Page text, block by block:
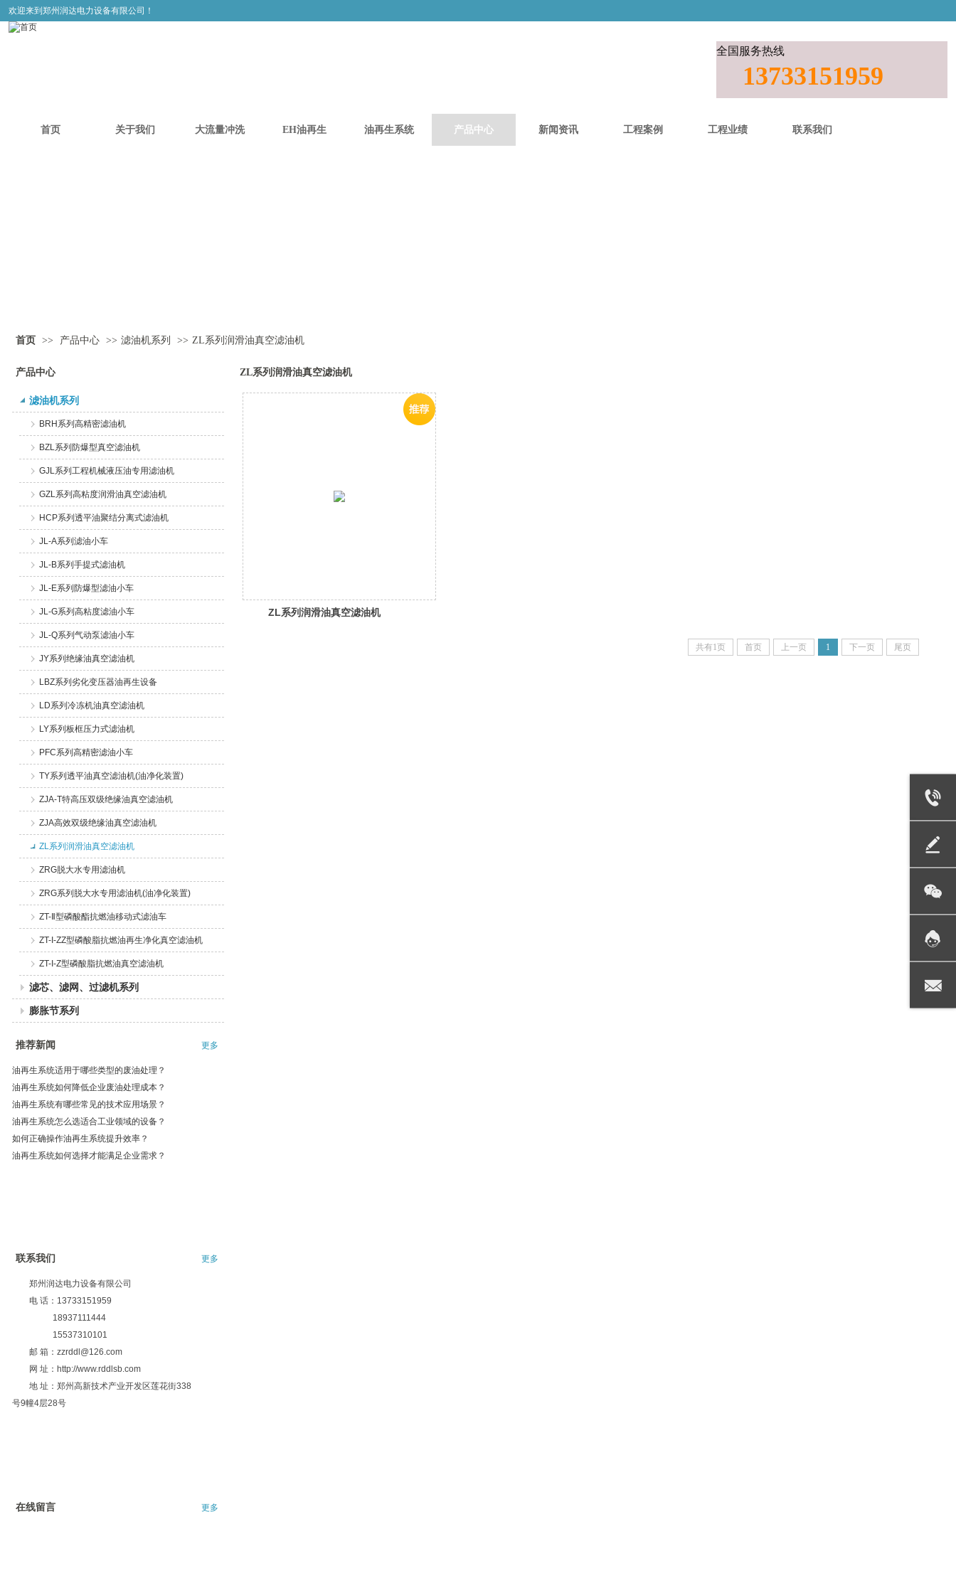
全国服务热线
13733151959
欢迎来到郑州润达电力设备有限公司！
首页 关于我们 大流量冲洗 EH油再生 油再生系统 产品中心 新闻资讯 工程案例 工程业绩 联系我们
首页 >> 产品中心 >> 滤油机系列 >> ZL系列润滑油真空滤油机
产品中心
滤油机系列
BRH系列高精密滤油机
BZL系列防爆型真空滤油机
GJL系列工程机械液压油专用滤油机
GZL系列高粘度润滑油真空滤油机
HCP系列透平油聚结分离式滤油机
JL-A系列滤油小车
JL-B系列手提式滤油机
JL-E系列防爆型滤油小车
JL-G系列高粘度滤油小车
JL-Q系列气动泵滤油小车
JY系列绝缘油真空滤油机
LBZ系列劣化变压器油再生设备
LD系列冷冻机油真空滤油机
LY系列板框压力式滤油机
PFC系列高精密滤油小车
TY系列透平油真空滤油机(油净化装置)
ZJA-T特高压双级绝缘油真空滤油机
ZJA高效双级绝缘油真空滤油机
ZL系列润滑油真空滤油机
ZRG脱大水专用滤油机
ZRG系列脱大水专用滤油机(油净化装置)
ZT-Ⅱ型磷酸酯抗燃油移动式滤油车
ZT-I-ZZ型磷酸脂抗燃油再生净化真空滤油机
ZT-I-Z型磷酸脂抗燃油真空滤油机
滤芯、滤网、过滤机系列
膨胀节系列
推荐新闻 更多
油再生系统适用于哪些类型的废油处理？
油再生系统如何降低企业废油处理成本？
油再生系统有哪些常见的技术应用场景？
油再生系统怎么选适合工业领域的设备？
如何正确操作油再生系统提升效率？
油再生系统如何选择才能满足企业需求？
联系我们 更多
郑州润达电力设备有限公司
电 话：13733151959
18937111444
15537310101
邮 箱：zzrddl@126.com
网 址：http://www.rddlsb.com
地 址：郑州高新技术产业开发区莲花街338
号9幢4层28号
在线留言 更多
ZL系列润滑油真空滤油机
ZL系列润滑油真空滤油机
共有1页 首页 上一页 1 下一页 尾页